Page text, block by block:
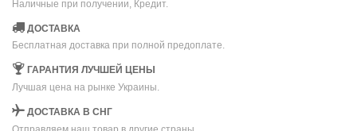
Наличные при получении, Кредит.
ДОСТАВКА
Бесплатная доставка при полной предоплате.
ГАРАНТИЯ ЛУЧШЕЙ ЦЕНЫ
Лучшая цена на рынке Украины.
ДОСТАВКА В СНГ